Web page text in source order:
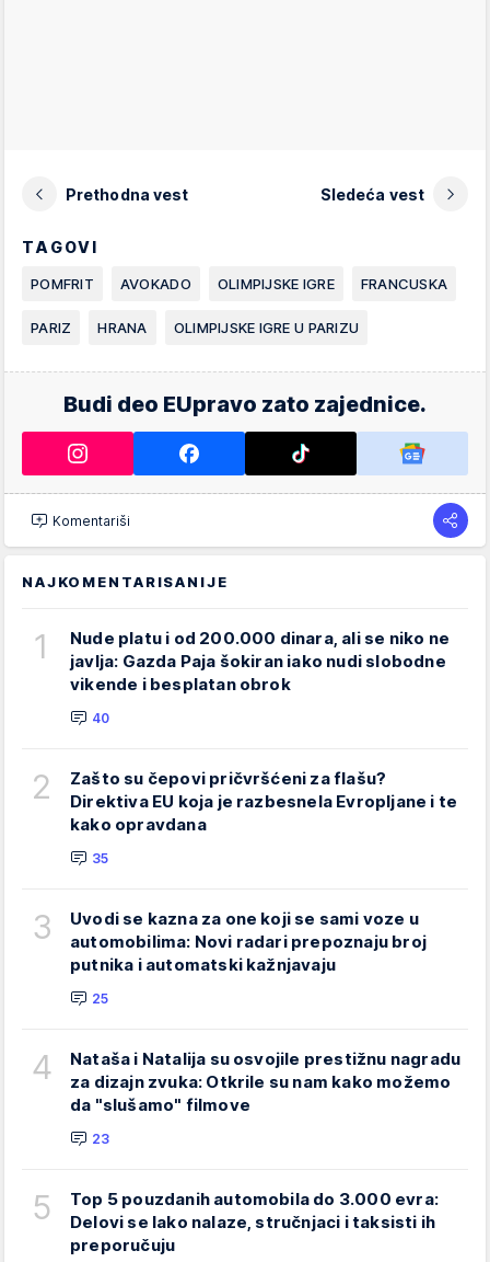
Prethodna vest Sledeća vest
TAGOVI
POMFRIT AVOKADO OLIMPIJSKE IGRE FRANCUSKA
PARIZ HRANA OLIMPIJSKE IGRE U PARIZU
Budi deo EUpravo zato zajednice.
Komentariši
NAJKOMENTARISANIJE
1
Nude platu i od 200.000 dinara, ali se niko ne
javlja: Gazda Paja šokiran iako nudi slobodne
vikende i besplatan obrok
40
2
Zašto su čepovi pričvršćeni za flašu?
Direktiva EU koja je razbesnela Evropljane i te
kako opravdana
35
3
Uvodi se kazna za one koji se sami voze u
automobilima: Novi radari prepoznaju broj
putnika i automatski kažnjavaju
25
4
Nataša i Natalija su osvojile prestižnu nagradu
za dizajn zvuka: Otkrile su nam kako možemo
da "slušamo" filmove
23
5
Top 5 pouzdanih automobila do 3.000 evra:
Delovi se lako nalaze, stručnjaci i taksisti ih
preporučuju